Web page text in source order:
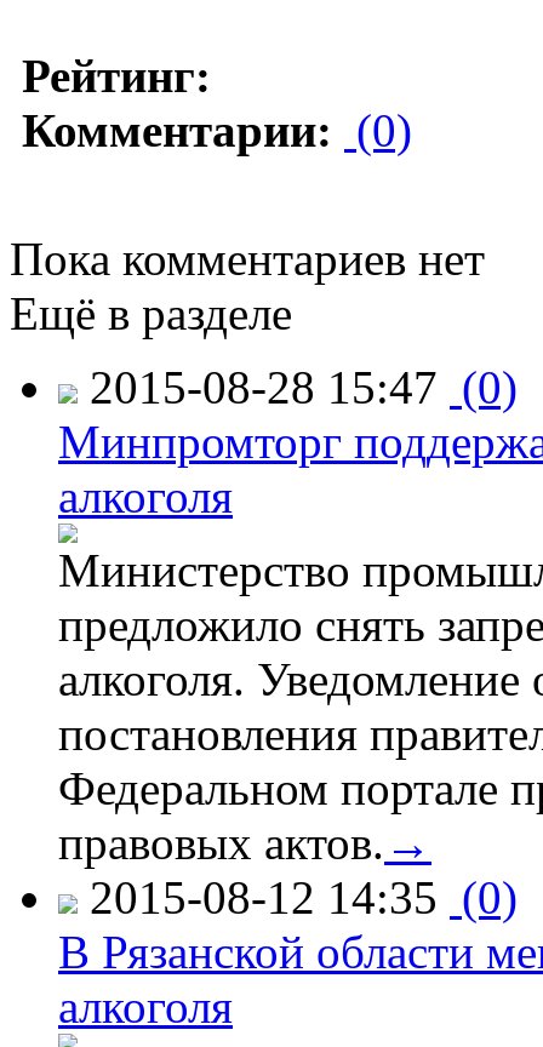
Рейтинг:
Комментарии: (0)
Пока комментариев нет
Ещё в разделе
2015-08-28 15:47 (0)
Минпромторг
алкоголя
Министерство
предложило снять
алкоголя. Уведомление
постановления
Федеральном портале
правовых актов. →
2015-08-12 14:35 (0)
В Рязанской области
алкоголя